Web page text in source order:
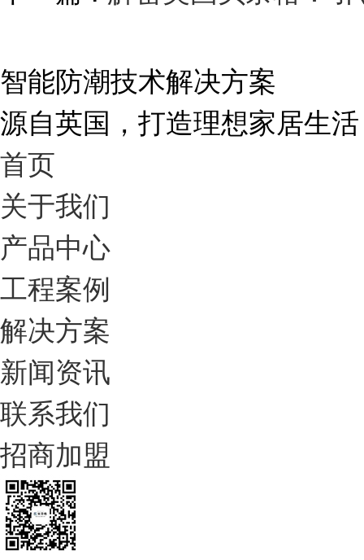
智能防潮技术解决方案
源自英国，打造理想家居生活
首页
关于我们
产品中心
工程案例
解决方案
新闻资讯
联系我们
招商加盟